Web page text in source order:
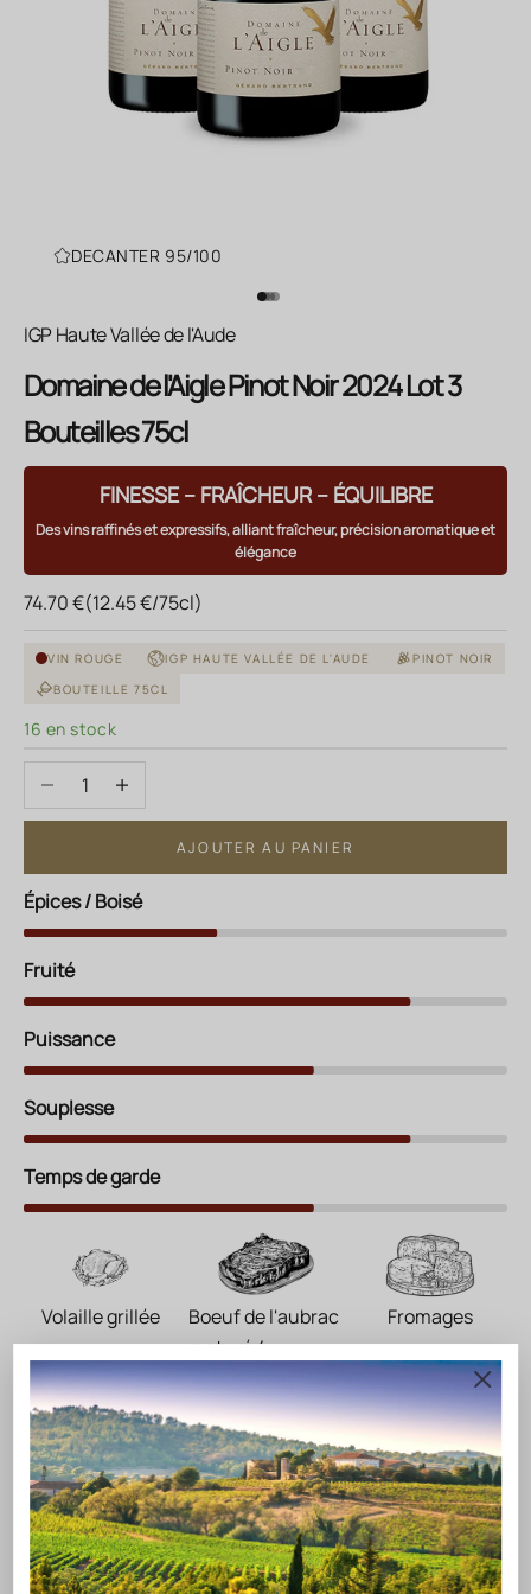
DECANTER 95/100
Aller à l'élément 1
Aller à l'élément 2
Aller à l'élément 3
Aller à l'élément 4
IGP Haute Vallée de l'Aude
Domaine de l'Aigle Pinot Noir 2024 Lot 3
Bouteilles 75cl
FINESSE – FRAÎCHEUR – ÉQUILIBRE
Des vins raffinés et expressifs, alliant fraîcheur, précision aromatique et
élégance
Prix de vente
74.70 €(12.45 €/75cl)
VIN ROUGE IGP HAUTE VALLÉE DE L'AUDE
PINOT NOIR
BOUTEILLE 75CL
16 en stock
Diminuer la quantitéAugmenter la quantité
AJOUTER AU PANIER
Épices / Boisé
Fruité
Puissance
Souplesse
Temps de garde
Volaille grillée
Boeuf de l'aubrac
maturé 4
semaines
Fromages
VOTRE EXPERT
Posez n'importe quelle question sur ce vin
Quelle est la particularité du terroir de ce vin par
rapport à la Bourgogne ?